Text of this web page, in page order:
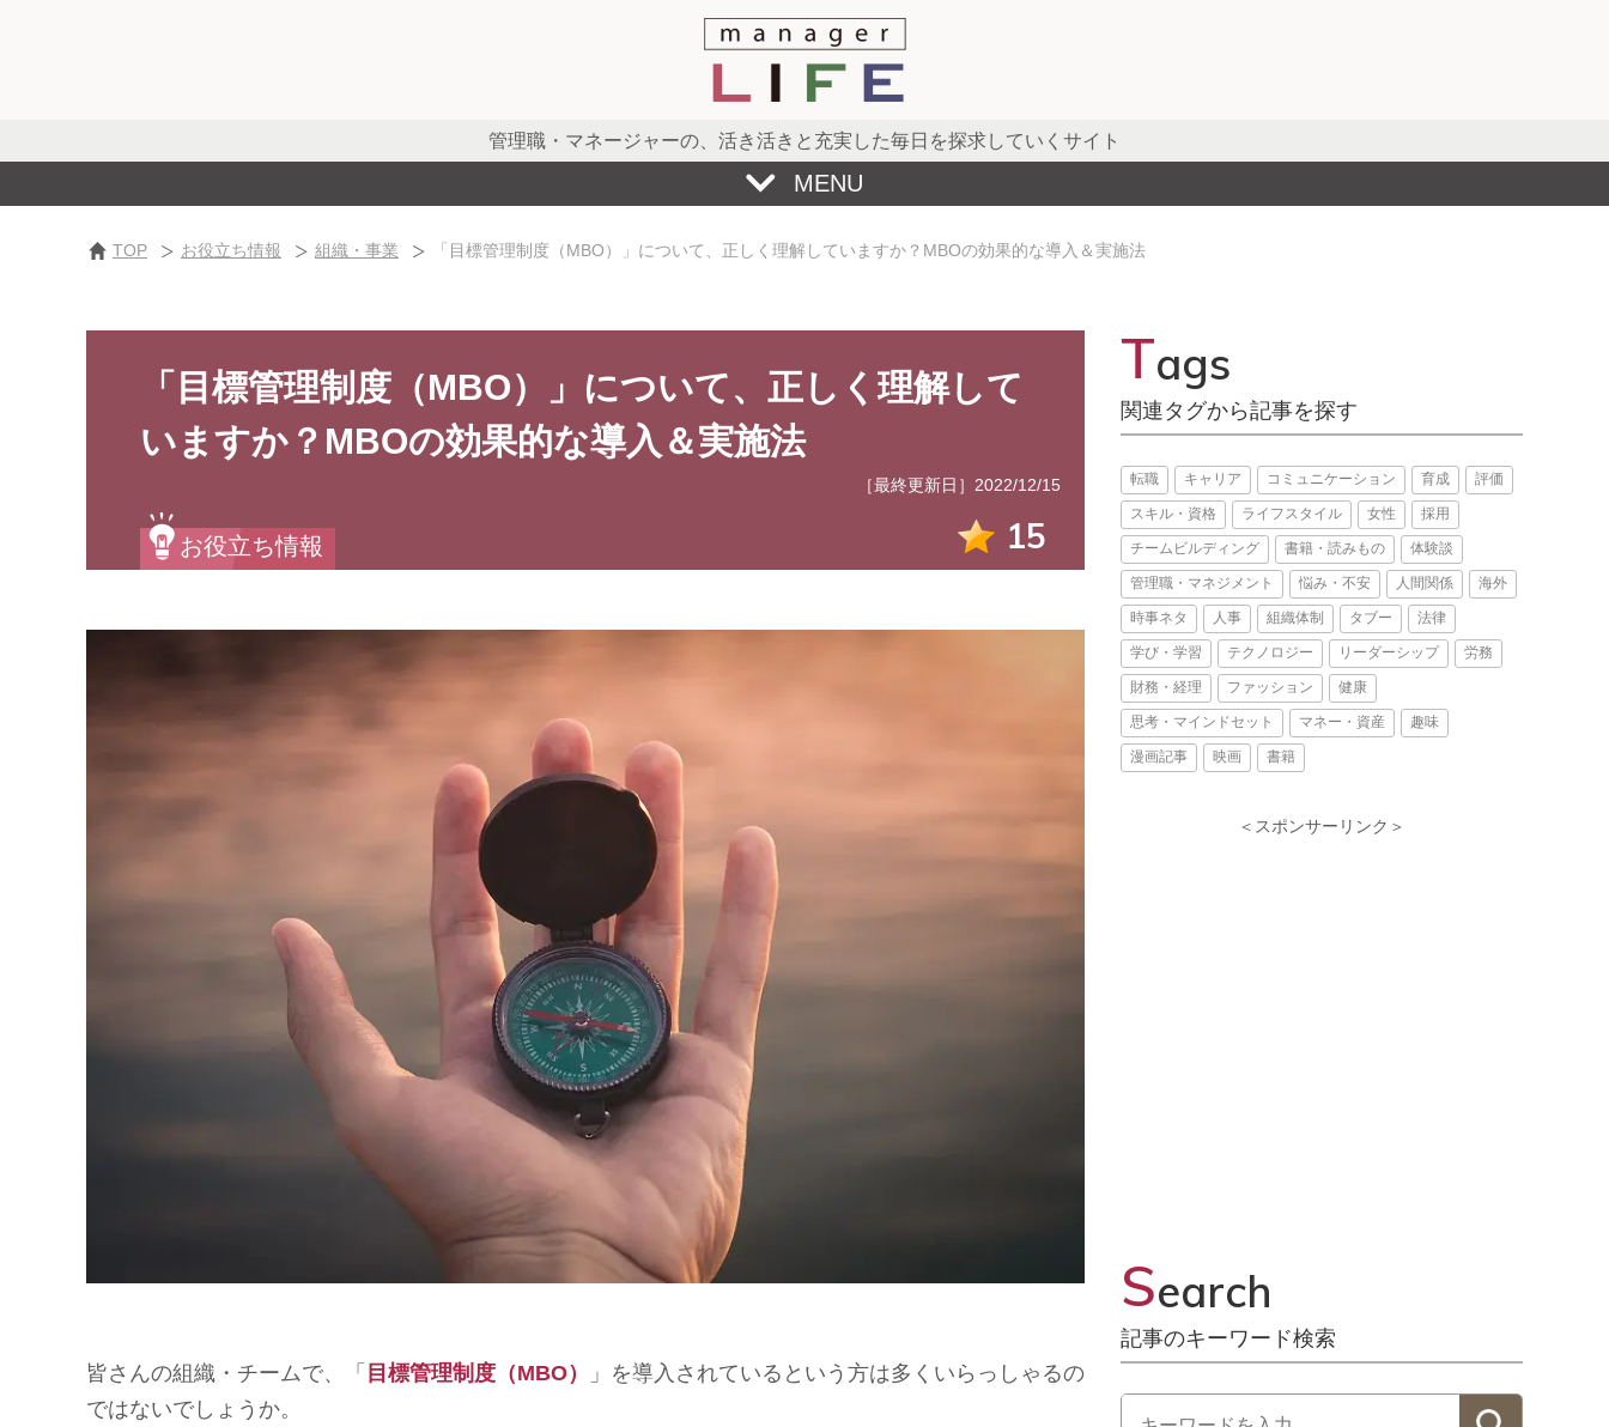
管理職・マネージャーの、 活き活きと充実した毎日を探求していくサイト
MENU
TOP お役立ち情報 組織・事業 「目標管理制度（MBO）」について、正しく理解していますか？MBOの効果的な導入＆実施法
「目標管理制度（MBO）」について、正しく理解して
いますか？MBOの効果的な導入＆実施法
［最終更新日］2022/12/15
お役立ち情報 15
皆さんの組織・チームで、「 目標管理制度（MBO）
」を導入されているという方は多くいらっしゃるの
ではないでしょうか。
Tags
関連タグから記事を探す
転職 キャリア コミュニケーション 育成 評価
スキル・資格 ライフスタイル 女性 採用
チームビルディング 書籍・読みもの 体験談
管理職・マネジメント 悩み・不安 人間関係 海外
時事ネタ 人事 組織体制 タブー 法律
学び・学習 テクノロジー リーダーシップ 労務
財務・経理 ファッション 健康
思考・マインドセット マネー・資産 趣味
漫画記事 映画 書籍
＜スポンサーリンク＞
Search
記事のキーワード検索